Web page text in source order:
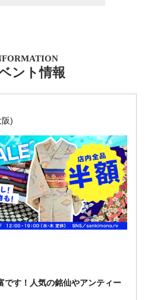
ント情報
)
です！人気の銘仙やアンティー